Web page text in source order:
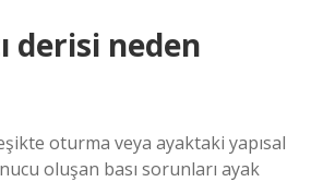
derisi neden
oturma veya ayaktaki yapısal
oluşan bası sorunları ayak